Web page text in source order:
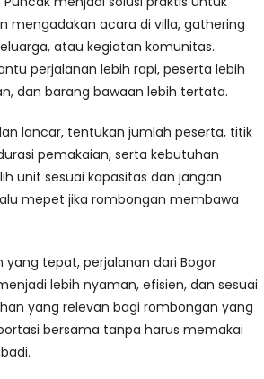
mengadakan acara di villa, gathering
atau kegiatan komunitas.
perjalanan lebih rapi, peserta lebih
dan barang bawaan lebih tertata.
lancar, tentukan jumlah peserta, titik
pemakaian, serta kebutuhan
unit sesuai kapasitas dan jangan
mepet jika rombongan membawa
yang tepat, perjalanan dari Bogor
lebih nyaman, efisien, dan sesuai
yang relevan bagi rombongan yang
bersama tanpa harus memakai